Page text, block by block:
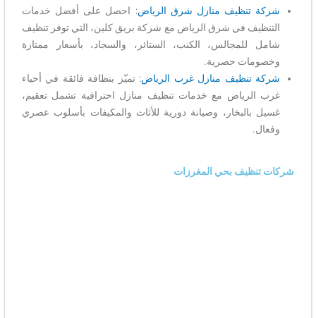
شركة تنظيف منازل شرق الرياض: احصل على أفضل خدمات
التنظيف في شرق الرياض مع شركة بريق كلين، التي توفر تنظيف
شامل للمجالس، الكنب، الستائر، والسجاد، بأسعار ممتازة
وخصومات حصرية.
شركة تنظيف منازل غرب الرياض: تميّز بنظافة فائقة في أحياء
غرب الرياض مع خدمات تنظيف منازل احترافية تشمل تعقيم،
غسيل بالبخار، وصيانة دورية للأثاث والمكيفات بأسلوب عصري
وفعال.
شركات تنظيف بحي المغرزات